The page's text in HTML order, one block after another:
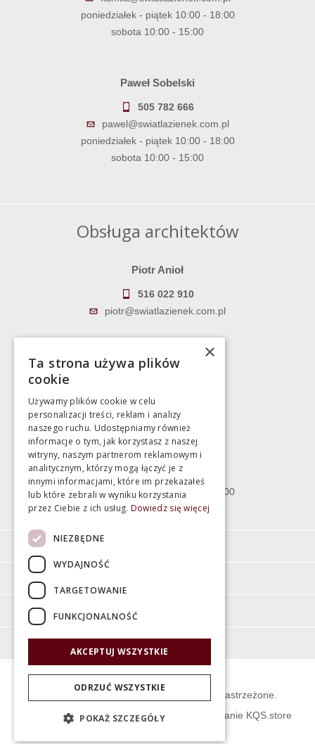
poniedziałek - piątek 10:00 - 18:00
sobota 10:00 - 15:00
Paweł Sobelski
505 782 666
pawel@swiatlazienek.com.pl
poniedziałek - piątek 10:00 - 18:00
sobota 10:00 - 15:00
Obsługa architektów
Piotr Anioł
516 022 910
piotr@swiatlazienek.com.pl
783 043 083
Magazyn
Bartycka 24/26 Hala 100
00-716 Warszawa
poniedziałek - piątek 10:00 - 18:00
sobota 10:00 - 15:00
Moje konto
O firmie
© Świat Łazienek XXI w. Wszelkie prawa zastrzeżone.
Projekt graficzny KQSDesign: Oprogramowanie KQS.store
×
Ta strona używa plików
cookie
Używamy plików cookie w celu
personalizacji treści, reklam i analizy
naszego ruchu. Udostępniamy również
informacje o tym, jak korzystasz z naszej
witryny, naszym partnerom reklamowym i
analitycznym, którzy mogą łączyć je z
innymi informacjami, które im przekazałeś
lub które zebrali w wyniku korzystania
przez Ciebie z ich usług. Dowiedz się więcej
NIEZBĘDNE
WYDAJNOŚĆ
TARGETOWANIE
FUNKCJONALNOŚĆ
AKCEPTUJ WSZYSTKIE
ODRZUĆ WSZYSTKIE
POKAŻ SZCZEGÓŁY